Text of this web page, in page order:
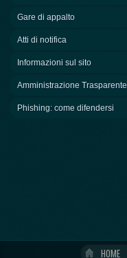
Gare di appalto
Atti di notifica
Informazioni sul sito
Amministrazione Trasparente
Phishing: come difendersi
HOME